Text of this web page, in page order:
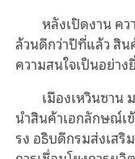
หลังเปิดงาน ค
ล้วนดีกว่าปีที่แล้ว สิ
ความสนใจเป็นอย่าง
เมืองเหวินซาน
นำสินค้าเอกลักษณ์เ
รง อธิบดีกรมส่งเสริ